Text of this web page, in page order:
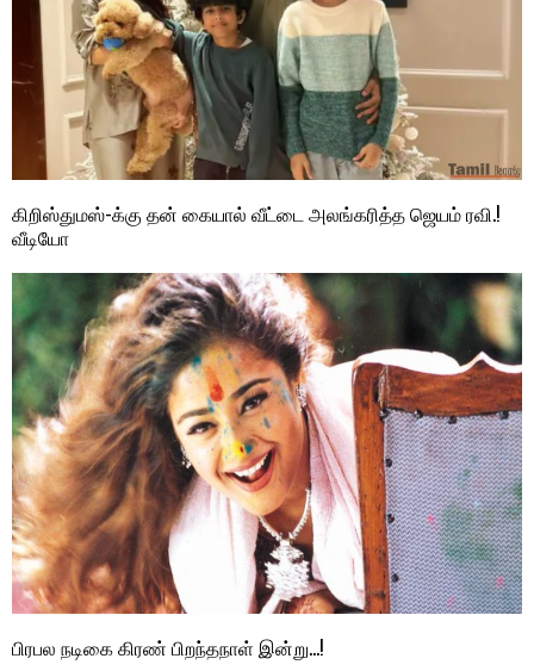
கிறிஸ்துமஸ்-க்கு தன் கையால் வீட்டை அலங்கரித்த ஜெயம் ரவி.!
வீடியோ
பிரபல நடிகை கிரண் பிறந்தநாள் இன்று…!